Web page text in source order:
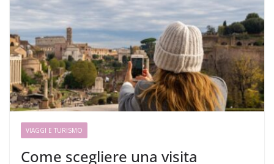
VIAGGI E TURISMO
Come scegliere una visita